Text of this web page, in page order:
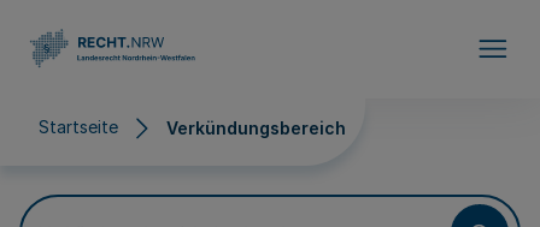
Startseite Verkündungsbereich
Verkündungsbereich